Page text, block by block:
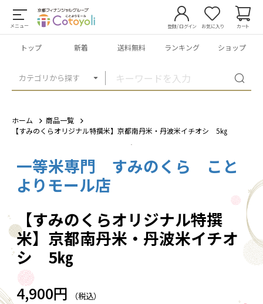
メニュー
カテゴリから探す
登録/ログイン お気に入り カート
トップ 新着 送料無料 ランキング ショップ
ホーム
商品一覧
【すみのくらオリジナル特撰米】京都南丹米・丹波米イチオシ 5㎏
1
一等米専門 すみのくら こと
よりモール店
【すみのくらオリジナル特撰
米】京都南丹米・丹波米イチオ
シ 5㎏
4,900円 （税込）